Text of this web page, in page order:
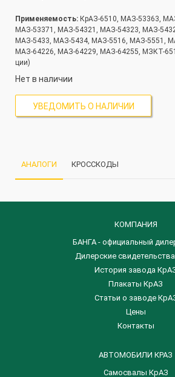
Применяемость: КрАЗ-6510, МАЗ-53363,
МАЗ-53371, МАЗ-54321, МАЗ-54323, МАЗ-
МАЗ-5433, МАЗ-5434, МАЗ-5516, МАЗ-5551,
МАЗ-64226, МАЗ-64229, МАЗ-64255, МЗКТ-
ции)
Нет в наличии
УВЕДОМИТЬ О НАЛИЧИИ
АНАЛОГИ КРОССКОДЫ
КОМПАНИЯ
БАНГА - официальный
Дилерские
История завода
Плакаты КрАЗ
Статьи о заводе
Цены
Контакты
АВТОМОБИЛИ КРАЗ
Самосвалы КрАЗ